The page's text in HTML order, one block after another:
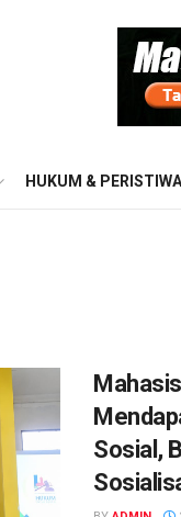
HUKUM & PERISTIWA
Sosial,